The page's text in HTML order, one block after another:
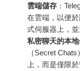
雲端儲存 ：
在雲端，以便
式伺服器上，
私密聊天的本
（Secret
上，而是僅限